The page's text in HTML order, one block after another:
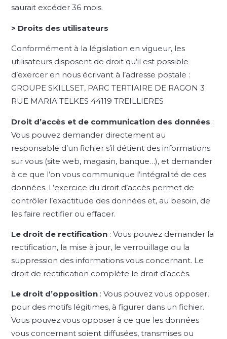
saurait excéder 36 mois.
> Droits des utilisateurs
Conformément à la législation en vigueur, les
utilisateurs disposent de droit qu’il est possible
d’exercer en nous écrivant à l’adresse postale :
GROUPE SKILLSET, PARC TERTIAIRE DE RAGON 3
RUE MARIA TELKES 44119 TREILLIERES
Droit d’accès et de communication des données :
Vous pouvez demander directement au
responsable d’un fichier s’il détient des informations
sur vous (site web, magasin, banque…), et demander
à ce que l’on vous communique l’intégralité de ces
données. L’exercice du droit d’accès permet de
contrôler l’exactitude des données et, au besoin, de
les faire rectifier ou effacer.
Le droit de rectification : Vous pouvez demander la
rectification, la mise à jour, le verrouillage ou la
suppression des informations vous concernant. Le
droit de rectification complète le droit d’accès.
Le droit d’opposition : Vous pouvez vous opposer,
pour des motifs légitimes, à figurer dans un fichier.
Vous pouvez vous opposer à ce que les données
vous concernant soient diffusées, transmises ou